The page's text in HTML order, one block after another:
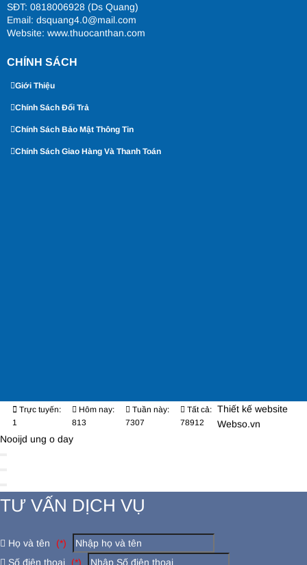
SĐT: 0818006928 (Ds Quang)
Email: dsquang4.0@mail.com
Website: www.thuocanthan.com
CHÍNH SÁCH
Giới Thiệu
Chính Sách Đổi Trả
Chính Sách Bảo Mật Thông Tin
Chính Sách Giao Hàng Và Thanh Toán
Trực tuyến:
1
Hôm nay:
813
Tuần này:
7307
Tất cả:
78912
Thiết kế website
Webso.vn
Nooijd ung o day
TƯ VẤN DỊCH VỤ
Họ và tên
(*)
Số điện thoại
(*)